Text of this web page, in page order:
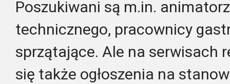
Poszukiwani są m.in.
technicznego, pracownicy
sprzątające. Ale na serwisach
się także ogłoszenia na